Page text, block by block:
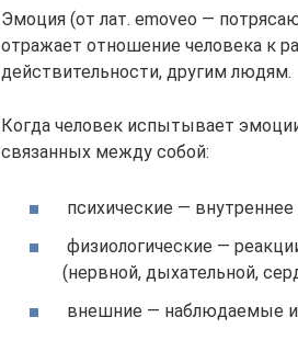
Эмоция (от лат. emoveo —
отражает отношение человека к
действительности, другим людям.
Когда человек испытывает
связанных между собой:
психические —
физиологические —
(нервной, дыхательной,
внешние — наблюдаемые